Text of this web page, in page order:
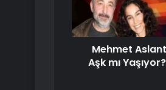
Mehmet
Aşk mı